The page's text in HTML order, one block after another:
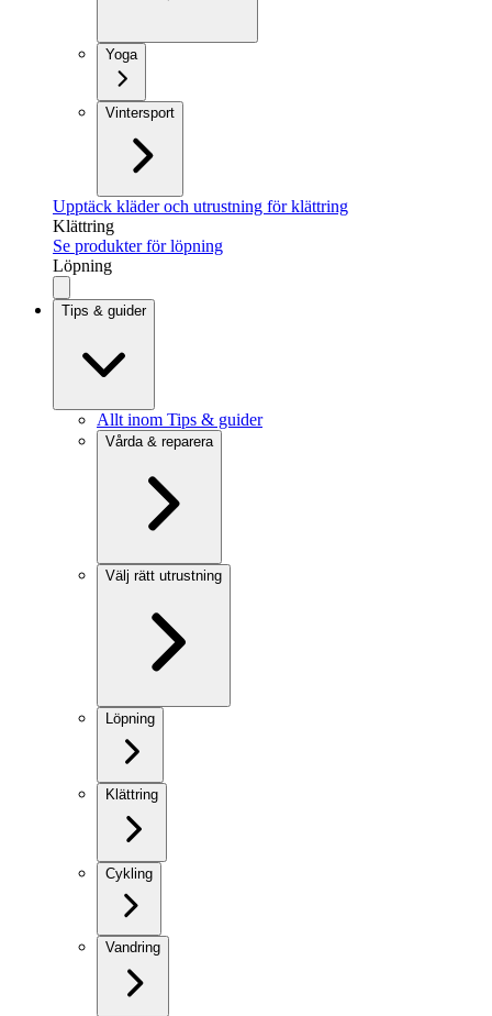
Yoga
Vintersport
Upptäck kläder och utrustning för klättring
Klättring
Se produkter för löpning
Löpning
Tips & guider
Allt inom Tips & guider
Vårda & reparera
Välj rätt utrustning
Löpning
Klättring
Cykling
Vandring